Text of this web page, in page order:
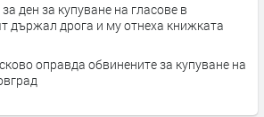
ден за купуване на гласове в
държал дрога и му отнеха книжката
оправда обвинените за купуване на